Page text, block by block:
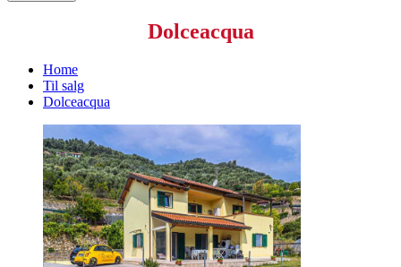
Dolceacqua
Home
Til salg
Dolceacqua